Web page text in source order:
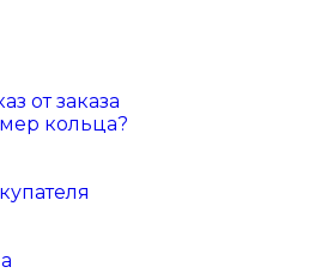
от заказа
кольца?